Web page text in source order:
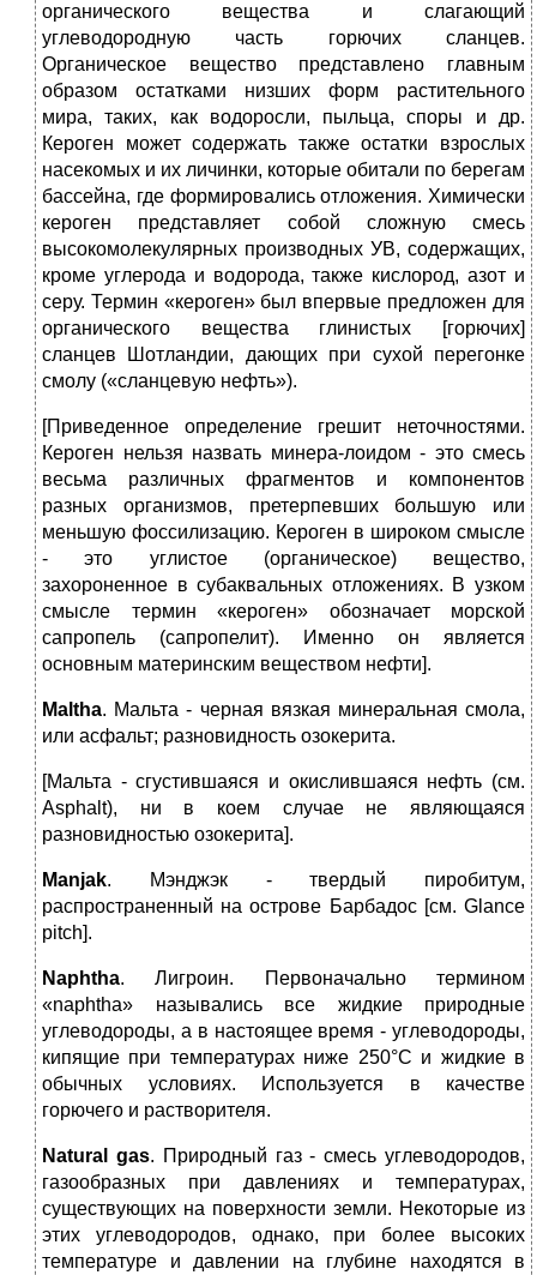
органического вещества и слагающий
углеводородную часть горючих сланцев.
Органическое вещество представлено главным
образом остатками низших форм растительного
мира, таких, как водоросли, пыльца, споры и др.
Кероген может содержать также остатки взрослых
насекомых и их личинки, которые обитали по берегам
бассейна, где формировались отложения. Химически
кероген представляет собой сложную смесь
высокомолекулярных производных УВ, содержащих,
кроме углерода и водорода, также кислород, азот и
серу. Термин «кероген» был впервые предложен для
органического вещества глинистых [горючих]
сланцев Шотландии, дающих при сухой перегонке
смолу («сланцевую нефть»).
[Приведенное определение грешит неточностями.
Кероген нельзя назвать минера-лоидом - это смесь
весьма различных фрагментов и компонентов
разных организмов, претерпевших большую или
меньшую фоссилизацию. Кероген в широком смысле
- это углистое (органическое) вещество,
захороненное в субаквальных отложениях. В узком
смысле термин «кероген» обозначает морской
сапропель (сапропелит). Именно он является
основным материнским веществом нефти].
Maltha. Мальта ‑ черная вязкая минеральная смола,
или асфальт; разновидность озокерита.
[Мальта ‑ сгустившаяся и окислившаяся нефть (см.
Asphalt), ни в коем случае не являющаяся
разновидностью озокерита].
Manjak. Мэнджэк ‑ твердый пиробитум,
распространенный на острове Барбадос [см. Glance
pitch].
Naphtha. Лигроин. Первоначально термином
«naphtha» назывались все жидкие природные
углеводороды, а в настоящее время - углеводороды,
кипящие при температурах ниже 250°С и жидкие в
обычных условиях. Используется в качестве
горючего и растворителя.
Natural gas. Природный газ ‑ смесь углеводородов,
газообразных при давлениях и температурах,
существующих на поверхности земли. Некоторые из
этих углеводородов, однако, при более высоких
температуре и давлении на глубине находятся в